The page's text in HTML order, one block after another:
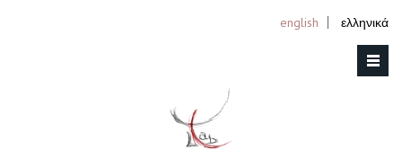
english ελληνικά